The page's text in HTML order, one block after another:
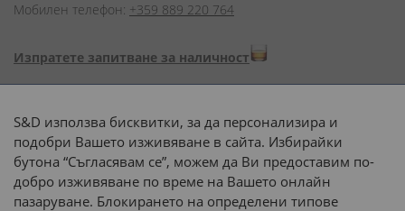
Мобилен телефон: +359 889 220 764
Изпратете запитване за наличност
Начини на плащане:
S&D използва бисквитки, за да персонализира и
подобри Вашето изживяване в сайта. Избирайки
бутона “Съгласявам се”, можем да Ви предоставим по-
добро изживяване по време на Вашето онлайн
пазаруване. Блокирането на определени типове